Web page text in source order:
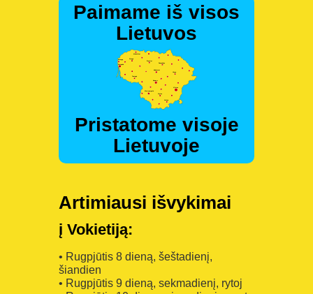
Paimame iš visos
Lietuvos
Pristatome visoje
Lietuvoje
Artimiausi išvykimai
į Vokietiją:
• Rugpjūtis 8 dieną, šeštadienį,
šiandien
• Rugpjūtis 9 dieną, sekmadienį, rytoj